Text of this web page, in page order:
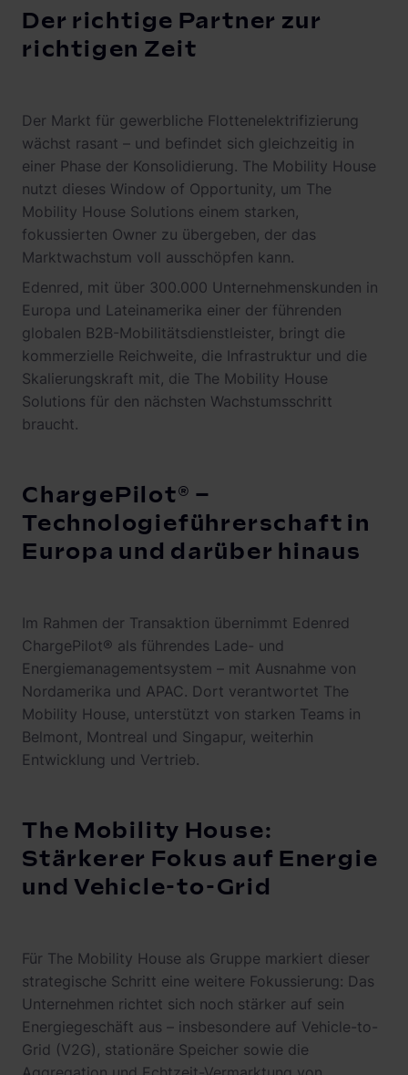
Der richtige Partner zur
richtigen Zeit
Der Markt für gewerbliche Flottenelektrifizierung
wächst rasant – und befindet sich gleichzeitig in
einer Phase der Konsolidierung. The Mobility House
nutzt dieses Window of Opportunity, um The
Mobility House Solutions einem starken,
fokussierten Owner zu übergeben, der das
Marktwachstum voll ausschöpfen kann.
Edenred, mit über 300.000 Unternehmenskunden in
Europa und Lateinamerika einer der führenden
globalen B2B-Mobilitätsdienstleister, bringt die
kommerzielle Reichweite, die Infrastruktur und die
Skalierungskraft mit, die The Mobility House
Solutions für den nächsten Wachstumsschritt
braucht.
ChargePilot® –
Technologieführerschaft in
Europa und darüber hinaus
Im Rahmen der Transaktion übernimmt Edenred
ChargePilot® als führendes Lade- und
Energiemanagementsystem – mit Ausnahme von
Nordamerika und APAC. Dort verantwortet The
Mobility House, unterstützt von starken Teams in
Belmont, Montreal und Singapur, weiterhin
Entwicklung und Vertrieb.
The Mobility House:
Stärkerer Fokus auf Energie
und Vehicle-to-Grid
Für The Mobility House als Gruppe markiert dieser
strategische Schritt eine weitere Fokussierung: Das
Unternehmen richtet sich noch stärker auf sein
Energiegeschäft aus – insbesondere auf Vehicle-to-
Grid (V2G), stationäre Speicher sowie die